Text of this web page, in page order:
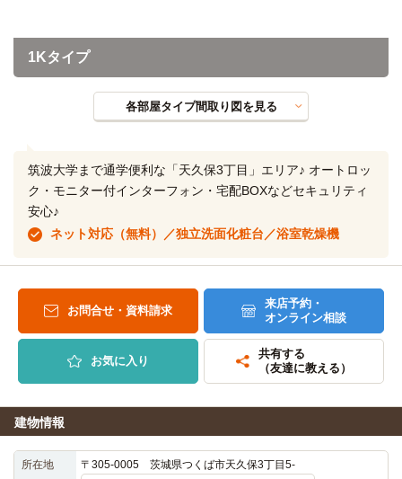
1Kタイプ
各部屋タイプ間取り図を見る
筑波大学まで通学便利な「天久保3丁目」エリア♪ オートロッ
ク・モニター付インターフォン・宅配BOXなどセキュリティ
安心♪
ネット対応（無料）／独立洗面化粧台／浴室乾燥機
お問合せ・資料請求
来店予約・
オンライン相談
お気に入り
共有する
（友達に教える）
建物情報
所在地 〒305-0005 茨城県つくば市天久保3丁目5-